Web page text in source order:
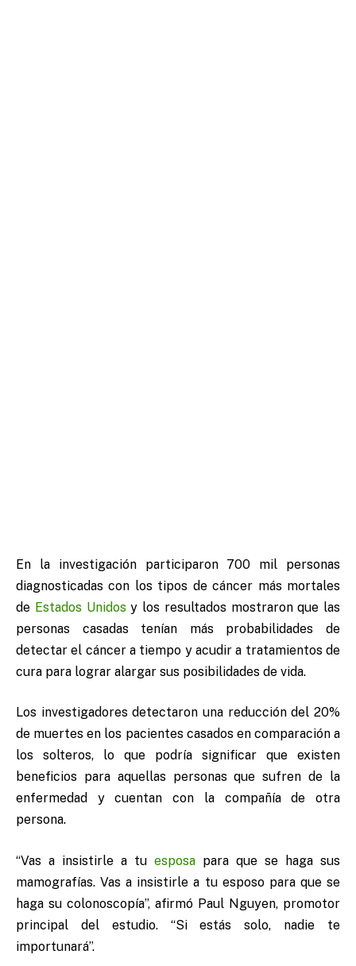
En la investigación participaron 700 mil personas
diagnosticadas con los tipos de cáncer más mortales
de Estados Unidos y los resultados mostraron que las
personas casadas tenían más probabilidades de
detectar el cáncer a tiempo y acudir a tratamientos de
cura para lograr alargar sus posibilidades de vida.
Los investigadores detectaron una reducción del 20%
de muertes en los pacientes casados en comparación a
los solteros, lo que podría significar que existen
beneficios para aquellas personas que sufren de la
enfermedad y cuentan con la compañía de otra
persona.
“Vas a insistirle a tu esposa para que se haga sus
mamografías. Vas a insistirle a tu esposo para que se
haga su colonoscopía”, afirmó Paul Nguyen, promotor
principal del estudio. “Si estás solo, nadie te
importunará”.